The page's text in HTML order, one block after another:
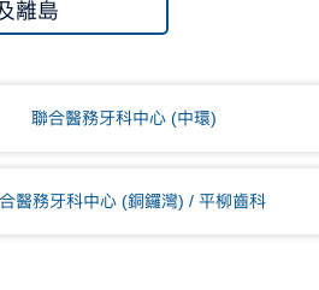
離島
聯合醫務牙科中心 (中環)
醫務牙科中心 (銅鑼灣) / 平柳齒科